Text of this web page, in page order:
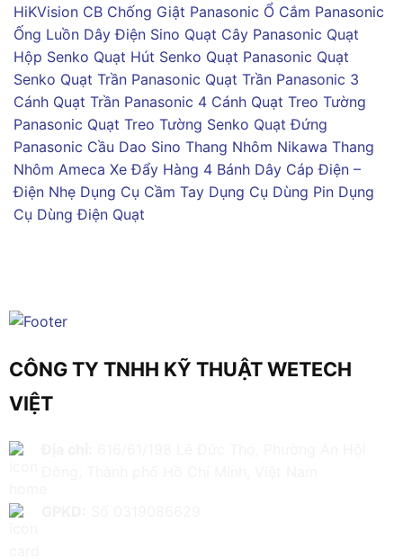
HiKVision CB Chống Giật Panasonic Ổ Cắm Panasonic
Ống Luồn Dây Điện Sino Quạt Cây Panasonic Quạt
Hộp Senko Quạt Hút Senko Quạt Panasonic Quạt
Senko Quạt Trần Panasonic Quạt Trần Panasonic 3
Cánh Quạt Trần Panasonic 4 Cánh Quạt Treo Tường
Panasonic Quạt Treo Tường Senko Quạt Đứng
Panasonic Cầu Dao Sino Thang Nhôm Nikawa Thang
Nhôm Ameca Xe Đẩy Hàng 4 Bánh Dây Cáp Điện –
Điện Nhẹ Dụng Cụ Cầm Tay Dụng Cụ Dùng Pin Dụng
Cụ Dùng Điện Quạt
CÔNG TY TNHH KỸ THUẬT WETECH
VIỆT